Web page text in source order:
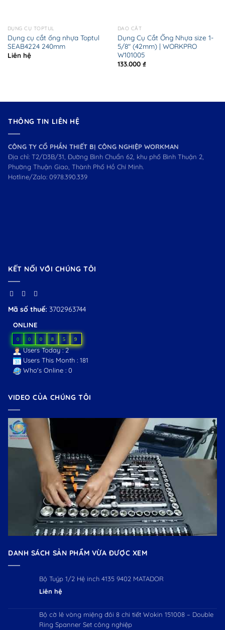
DỤNG CỤ TOPTUL
Dụng cụ cắt ống nhựa Toptul
SEAB4224 240mm
Liên hệ
DAO CẮT
Dụng Cụ Cắt Ống Nhựa size 1-
5/8″ (42mm) | WORKPRO
W101005
133.000 ₫
THÔNG TIN LIÊN HỆ
CÔNG TY CỔ PHẦN THIẾT BỊ CÔNG NGHIỆP WORKMAN
Địa chỉ: T2/D3B/31, Đường Bình Chuẩn 62, khu phố Bình Thuận 2,
Phường Thuận Giao, Thành Phố Hồ Chí Minh.
Hotline/Zalo: 0978.390.339
KẾT NỐI VỚI CHÚNG TÔI
Mã số thuế: 3702963744
ONLINE
0 0 0 8 5 9
Users Today : 2
Users This Month : 181
Who's Online : 0
VIDEO CỦA CHÚNG TÔI
DANH SÁCH SẢN PHẨM VỪA ĐƯỢC XEM
Bộ Tuýp 1/2 Hệ inch 4135 9402 MATADOR
Liên hệ
Bộ cờ lê vòng miệng đôi 8 chi tiết Wokin 151008 – Double
Ring Spanner Set công nghiệp